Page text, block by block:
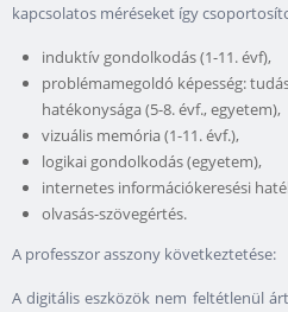
kapcsolatos méréseket így
induktív gondolkodás (1-11. évf),
problémamegoldó képesség:
hatékonysága (5-8. évf., egyetem),
vizuális memória (1-11. évf.),
logikai gondolkodás (egyetem),
internetes információkeresési
olvasás-szövegértés.
A professzor asszony következtetése:
A digitális eszközök nem feltétlenül